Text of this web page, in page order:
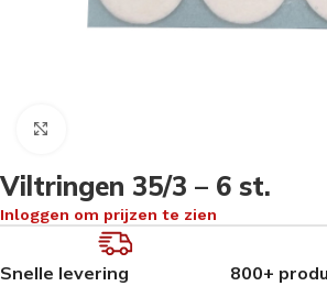
Viltringen 35/3 – 6 st.
Inloggen om prijzen te zien
Snelle levering 800+